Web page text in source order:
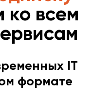
ко всем
IT
формате